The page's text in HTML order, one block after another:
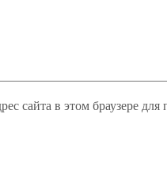
сайта в этом браузере